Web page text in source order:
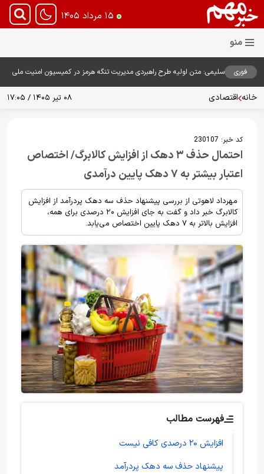
۱۵ مرداد ۱۴۰۵
فوری
سلیمی: متن اولیه طرح راهبردی مدیریت تنگه هرمز در کمیسیون امنیت ملی
خانه اقتصادی ۰۸ تیر ۱۴۰۵ / ۱۷:۰۵
کد خبر: 230107
احتمال حذف ۳ دهک از افزایش کالابرگ/ اختصاص
اعتبار بیشتر به ۷ دهک پایین درآمدی
مهرداد لاهوتی از بررسی پیشنهاد حذف سه دهک پردرآمد از افزایش
کالابرگ خبر داد و گفت به جای افزایش ۲۰ درصدی برای همه،
افزایش بالاتر به ۷ دهک پایین اختصاص می‌یابد.
فهرست مطالب
افزایش ۲۰ درصدی کافی نیست
پیشنهاد حذف سه دهک پردرآمد